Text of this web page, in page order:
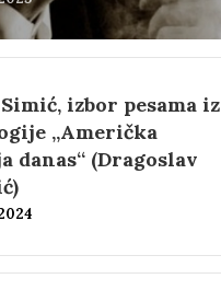
izbor pesama iz
„Američka
danas“ (Dragoslav